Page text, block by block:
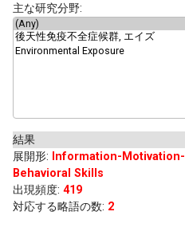
主な研究分野:
結果
展開形:
Information-Motivation-
Behavioral Skills
出現頻度: 419
対応する略語の数: 2